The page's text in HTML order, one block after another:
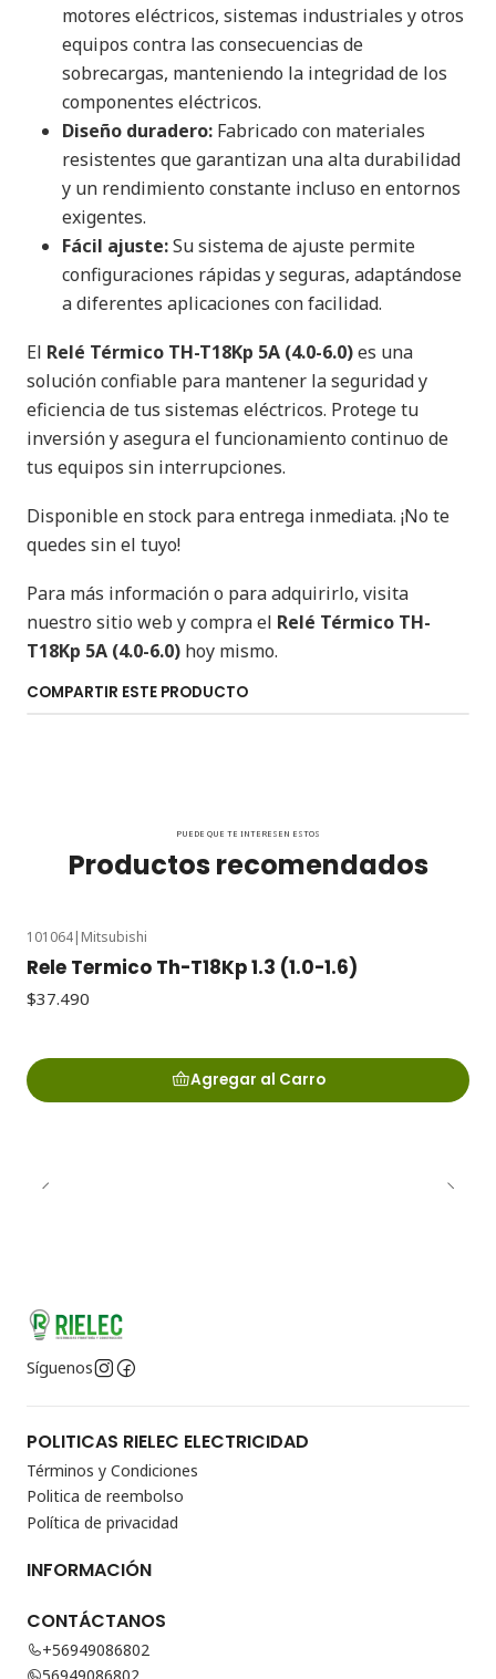
motores eléctricos, sistemas industriales y otros
equipos contra las consecuencias de
sobrecargas, manteniendo la integridad de los
componentes eléctricos.
Diseño duradero: Fabricado con materiales
resistentes que garantizan una alta durabilidad
y un rendimiento constante incluso en entornos
exigentes.
Fácil ajuste:Su sistema de ajuste permite
configuraciones rápidas y seguras, adaptándose
a diferentes aplicaciones con facilidad.
El Relé Térmico TH-T18Kp 5A (4.0-6.0)es una
solución confiable para mantener la seguridad y
eficiencia de tus sistemas eléctricos. Protege tu
inversión y asegura el funcionamiento continuo de
tus equipos sin interrupciones.
Disponible en stock para entrega inmediata. ¡No te
quedes sin el tuyo!
Para más información o para adquirirlo, visita
nuestro sitio web y compra el Relé Térmico TH-
T18Kp 5A (4.0-6.0) hoy mismo.
COMPARTIR ESTE PRODUCTO
PUEDE QUE TE INTERESEN ESTOS
Productos recomendados
101064| Mitsubishi
Rele Termico Th-T18Kp 1.3 (1.0-1.6)
$37.490
Agregar al Carro
Síguenos
POLITICAS RIELEC ELECTRICIDAD
Términos y Condiciones
Politica de reembolso
Política de privacidad
INFORMACIÓN
CONTÁCTANOS
+56949086802